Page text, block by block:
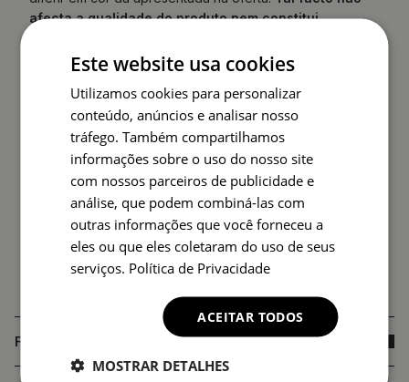
afecta a qualidade do produto nem constitui
FAQ
Este website usa cookies
Utilizamos cookies para personalizar
conteúdo, anúncios e analisar nosso
tráfego. Também compartilhamos
informações sobre o uso do nosso site
com nossos parceiros de publicidade e
análise, que podem combiná-las com
outras informações que você forneceu a
eles ou que eles coletaram do uso de seus
serviços. Política de Privacidade
ACEITAR TODOS
MOSTRAR DETALHES